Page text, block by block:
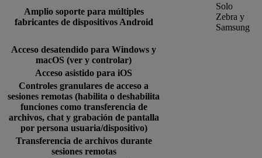
Amplio soporte para múltiples
fabricantes de dispositivos Android
Solo
Zebra y
Samsung
Acceso desatendido para Windows y
macOS (ver y controlar)
Acceso asistido para iOS
Controles granulares de acceso a
sesiones remotas (habilita o deshabilita
funciones como transferencia de
archivos, chat y grabación de pantalla
por persona usuaria/dispositivo)
Transferencia de archivos durante
sesiones remotas